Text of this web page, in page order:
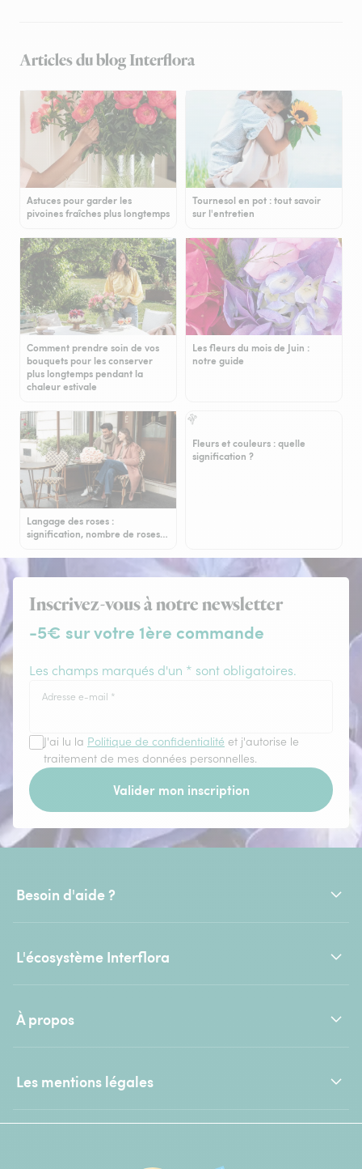
Articles du blog Interflora
Astuces pour garder les
pivoines fraîches plus longtemps
Tournesol en pot : tout savoir
sur l'entretien
Comment prendre soin de vos
bouquets pour les conserver
plus longtemps pendant la
chaleur estivale
Les fleurs du mois de Juin :
notre guide
Langage des roses :
signification, nombre de roses…
Fleurs et couleurs : quelle
signification ?
Inscrivez-vous à notre newsletter
-5€ sur votre 1ère commande
Les champs marqués d'un * sont obligatoires.
Adresse e-mail *
J'ai lu la Politique de confidentialité et j'autorise le
traitement de mes données personnelles.
Valider mon inscription
Besoin d'aide ?
L'écosystème Interflora
À propos
Les mentions légales